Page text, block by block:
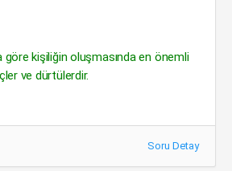
kişiliğin oluşmasında en önemli
ve dürtülerdir.
Soru Detay